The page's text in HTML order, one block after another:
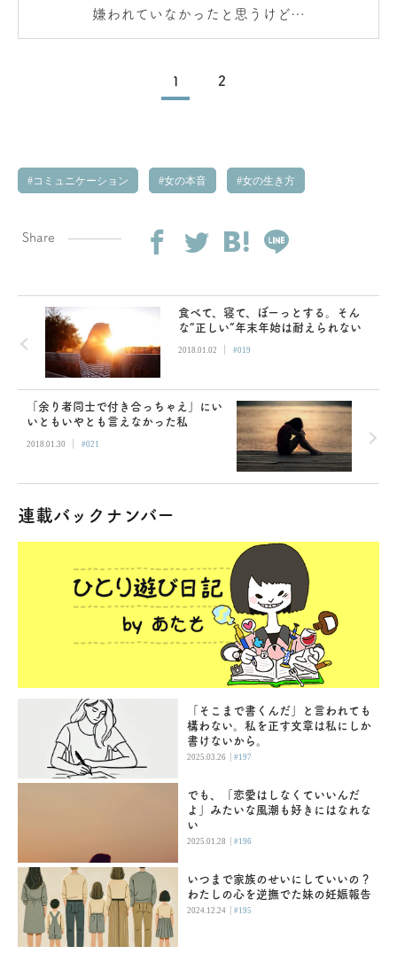
嫌われていなかったと思うけど…
1 2
コミュニケーション 女の本音 女の生き方
Share
食べて、寝て、ぼーっとする。そん
な“正しい”年末年始は耐えられない
2018.01.02 | #019
「余り者同士で付き合っちゃえ」にい
いともいやとも言えなかった私
2018.01.30 | #021
連載バックナンバー
「そこまで書くんだ」と言われても
構わない。私を正す文章は私にしか
書けないから。
2025.03.26 |#197
でも、「恋愛はしなくていいんだ
よ」みたいな風潮も好きにはなれな
い
2025.01.28 |#196
いつまで家族のせいにしていいの？
わたしの心を逆撫でた妹の妊娠報告
2024.12.24 |#195